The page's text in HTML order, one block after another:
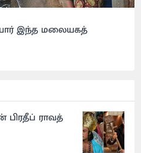
இந்த மலையகத்
பிரதீப் ராவத்